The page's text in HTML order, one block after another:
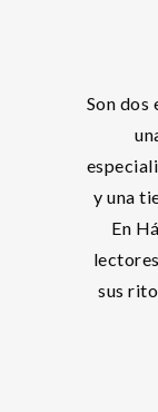
Son dos
y una
En
sus